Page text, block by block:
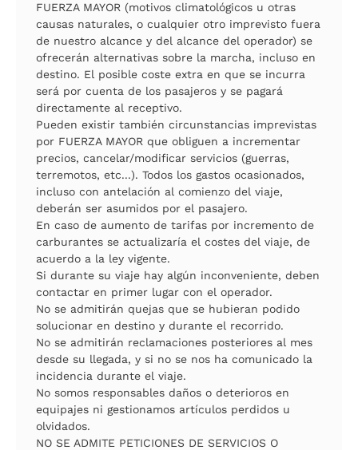
FUERZA MAYOR (motivos climatológicos u otras
causas naturales, o cualquier otro imprevisto fuera
de nuestro alcance y del alcance del operador) se
ofrecerán alternativas sobre la marcha, incluso en
destino. El posible coste extra en que se incurra
será por cuenta de los pasajeros y se pagará
directamente al receptivo.
Pueden existir también circunstancias imprevistas
por FUERZA MAYOR que obliguen a incrementar
precios, cancelar/modificar servicios (guerras,
terremotos, etc...). Todos los gastos ocasionados,
incluso con antelación al comienzo del viaje,
deberán ser asumidos por el pasajero.
En caso de aumento de tarifas por incremento de
carburantes se actualizaría el costes del viaje, de
acuerdo a la ley vigente.
Si durante su viaje hay algún inconveniente, deben
contactar en primer lugar con el operador.
No se admitirán quejas que se hubieran podido
solucionar en destino y durante el recorrido.
No se admitirán reclamaciones posteriores al mes
desde su llegada, y si no se nos ha comunicado la
incidencia durante el viaje.
No somos responsables daños o deterioros en
equipajes ni gestionamos artículos perdidos u
olvidados.
NO SE ADMITE PETICIONES DE SERVICIOS O